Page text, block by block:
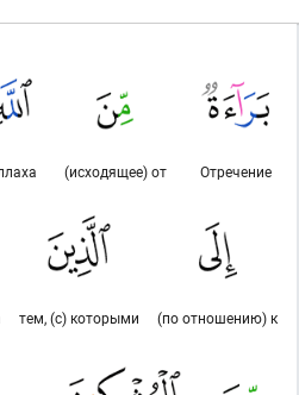
Отречение
(исходящее) от
(по отношению) к
тем, (с) которыми